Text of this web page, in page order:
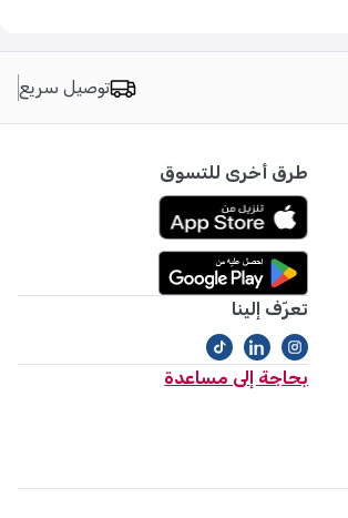
توصيل سريع
طرق أخرى للتسوق
تعرّف إلينا
بحاجة إلى مساعدة